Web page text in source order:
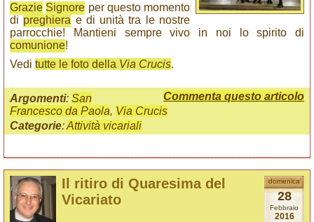
Grazie Signore per questo momento
di preghiera e di unità tra le nostre
parrocchie! Mantieni sempre vivo in noi lo spirito di
comunione!
Vedi tutte le foto della Via Crucis.
Commenta questo articolo
Argomenti: San
Francesco da Paola, Via Crucis
Categorie:Attività vicariali
domenica
28
Febbraio
2016
Il ritiro di Quaresima del
Vicariato